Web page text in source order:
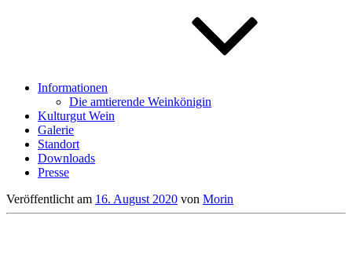
Informationen
Die amtierende Weinkönigin
Kulturgut Wein
Galerie
Standort
Downloads
Presse
Veröffentlicht am 16. August 2020 von Morin